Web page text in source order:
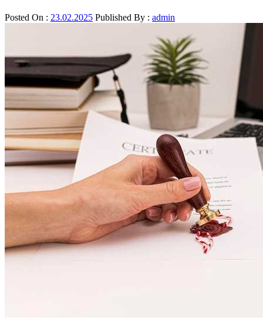
Posted On : 23.02.2025 Published By : admin